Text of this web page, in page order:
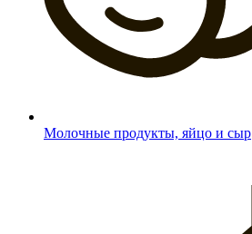
Молочные продукты, яйцо и сыр